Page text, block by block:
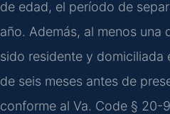
de edad, el período de
año. Además, al menos una
sido residente y domiciliada
de seis meses antes de
conforme al Va. Code § 20-